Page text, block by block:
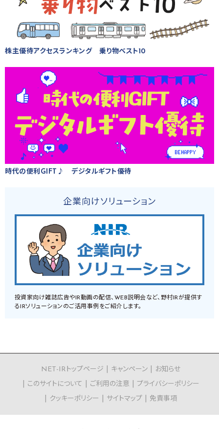
株主優待アクセスランキング 乗り物ベスト10
時代の便利GIFT♪ デジタルギフト優待
企業向けソリューション
投資家向け雑誌広告やIR動画の配信、WEB説明会など、野村IRが提供す
るIRソリューションのご活用事例をご紹介します。
NET-IRトップページ キャンペーン
お知らせ
このサイトについて
ご利用の注意
プライバシーポリシー
クッキーポリシー
サイトマップ 免責事項